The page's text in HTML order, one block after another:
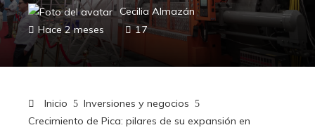
Cecilia Almazán
Hace 2 meses
17
Inicio
Inversiones y negocios
Crecimiento de Pica: pilares de su expansión en